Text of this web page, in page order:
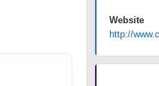
Website
http://